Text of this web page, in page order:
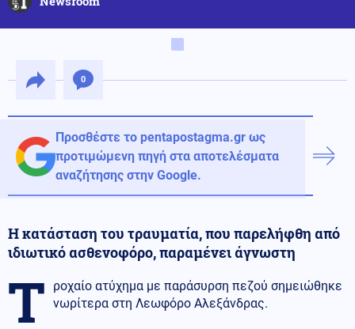
0
Προσθέστε το pentapostagma.gr ως
προτιμώμενη πηγή στα αποτελέσματα
αναζήτησης στην Google.
Η κατάσταση του τραυματία, που παρελήφθη από
ιδιωτικό ασθενοφόρο, παραμένει άγνωστη
Τ
ροχαίο ατύχημα με παράσυρση πεζού σημειώθηκε
νωρίτερα στη Λεωφόρο Αλεξάνδρας.